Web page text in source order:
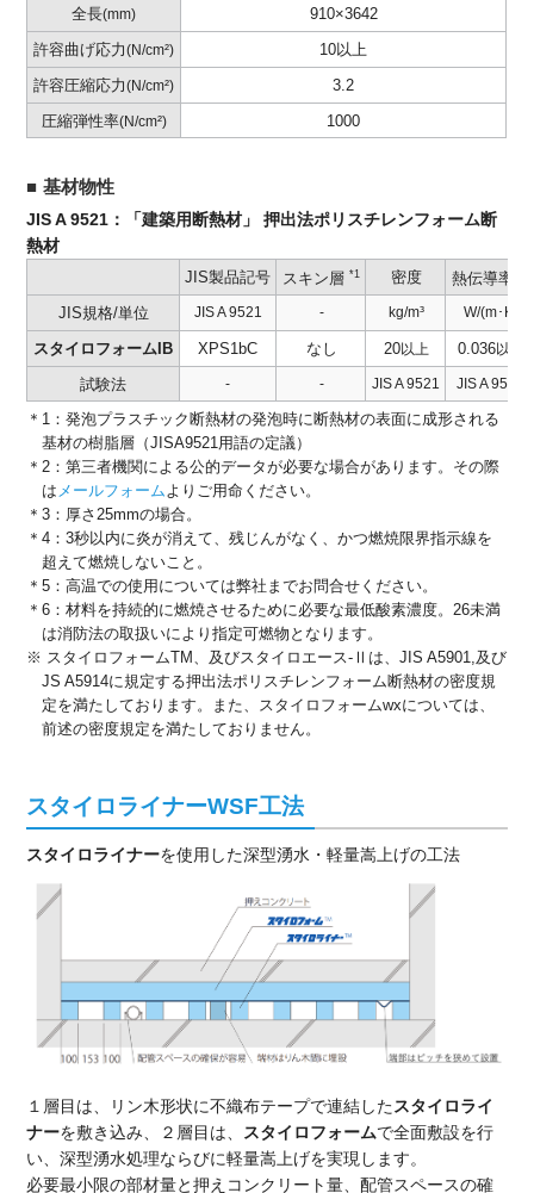
全長(mm)
許容曲げ応力(N/cm²)
許容圧縮応力(N/cm²)
圧縮弾性率(N/cm²)
910×3642
10以上
3.2
1000
基材物性
JIS A 9521：「建築用断熱材」 押出法ポリスチレンフォーム断
熱材
JIS規格/単位
スタイロフォームIB
試験法
JIS製品記号
JIS A 9521
XPS1bC
-
スキン層*1
-
なし
-
密度
kg/m³
20以上
JIS A 9521
熱伝導率
W/(m･K)
0.036以下
JIS A 9521
＊1：発泡プラスチック断熱材の発泡時に断熱材の表面に成形される
基材の樹脂層（JISA9521用語の定議）
＊2：第三者機関による公的データが必要な場合があります。その際
は メールフォームよりご用命ください。
＊3：厚さ25mmの場合。
＊4：3秒以内に炎が消えて、残じんがなく、かつ燃焼限界指示線を
超えて燃焼しないこと。
＊5：高温での使用については弊社までお問合せください。
＊6：材料を持続的に燃焼させるために必要な最低酸素濃度。26未満
は消防法の取扱いにより指定可燃物となります。
※ スタイロフォームTM、及びスタイロエース-Ⅱは、JIS A5901,及び
JS A5914に規定する押出法ポリスチレンフォーム断熱材の密度規
定を満たしております。また、スタイロフォームwxについては、
前述の密度規定を満たしておりません。
スタイロライナーWSF工法
スタイロライナーを使用した深型湧水・軽量嵩上げの工法
１層目は、リン木形状に不織布テープで連結したスタイロライ
ナーを敷き込み、２層目は、 スタイロフォームで全面敷設を行
い、深型湧水処理ならびに軽量嵩上げを実現します。
必要最小限の部材量と押えコンクリート量、配管スペースの確